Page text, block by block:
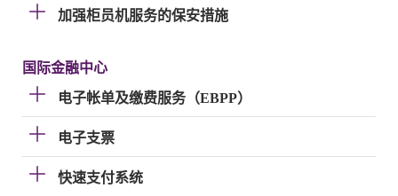
加强柜员机服务的保安措施
国际金融中心
电子帐单及缴费服务（EBPP）
电子支票
快速支付系统